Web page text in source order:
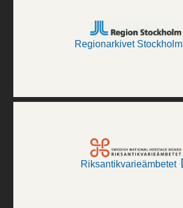
Regionarkivet Stockholm
Riksantikvarieämbetet